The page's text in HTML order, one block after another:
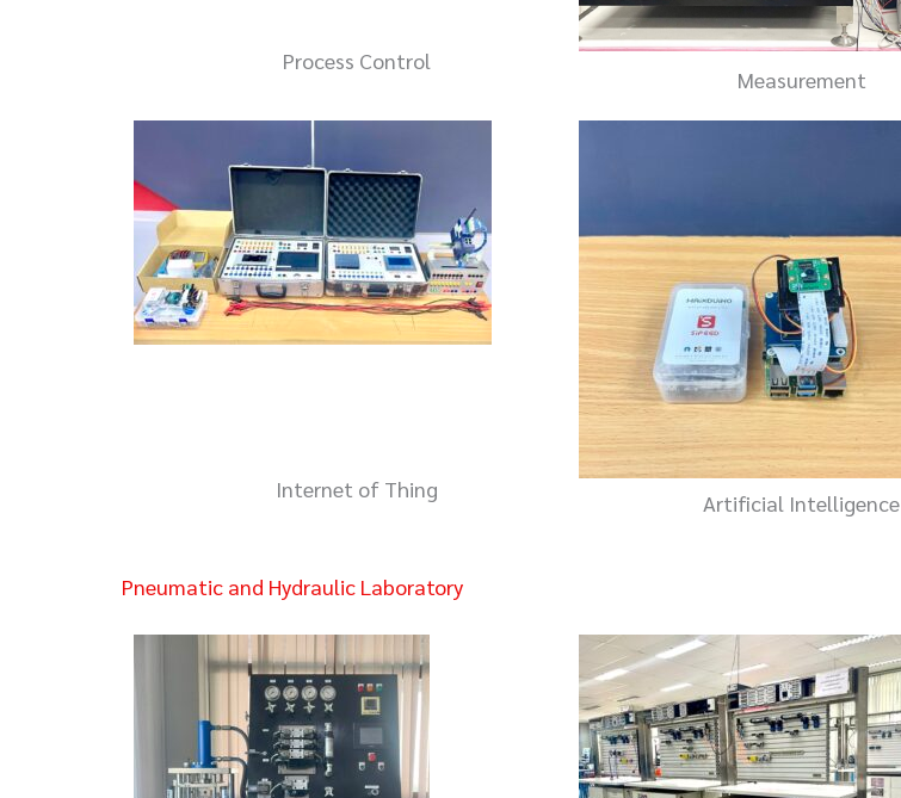
Process Control
Measurement
Internet of Thing
Artificial Intelligence
Pneumatic and Hydraulic Laboratory